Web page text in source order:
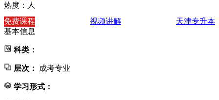
热度： 人
免费课程
视频讲解
天津专升本
基本信息
科类：
层次： 成考专业
学习形式：